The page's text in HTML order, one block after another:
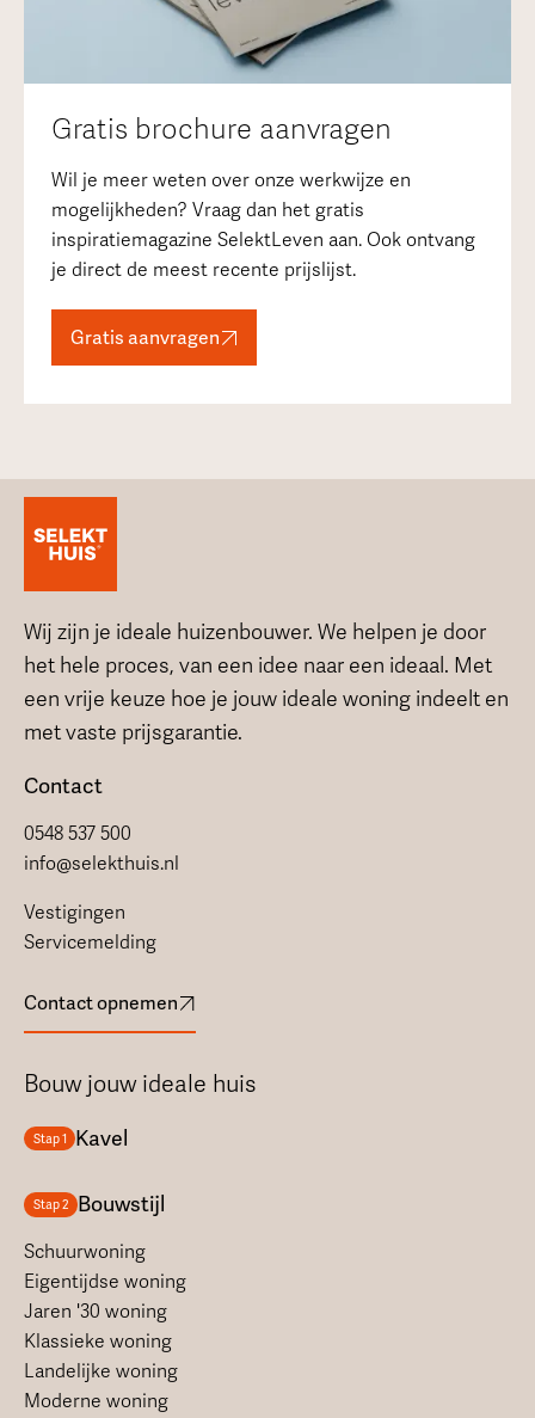
Gratis brochure aanvragen
Wil je meer weten over onze werkwijze en
mogelijkheden? Vraag dan het gratis
inspiratiemagazine SelektLeven aan. Ook ontvang
je direct de meest recente prijslijst.
Gratis aanvragen
Wij zijn je ideale huizenbouwer. We helpen je door
het hele proces, van een idee naar een ideaal. Met
een vrije keuze hoe je jouw ideale woning indeelt en
met vaste prijsgarantie.
Contact
0548 537 500
info@selekthuis.nl
Vestigingen
Servicemelding
Contact opnemen
Bouw jouw ideale huis
Stap 1 Kavel
Stap 2 Bouwstijl
Schuurwoning
Eigentijdse woning
Jaren '30 woning
Klassieke woning
Landelijke woning
Moderne woning